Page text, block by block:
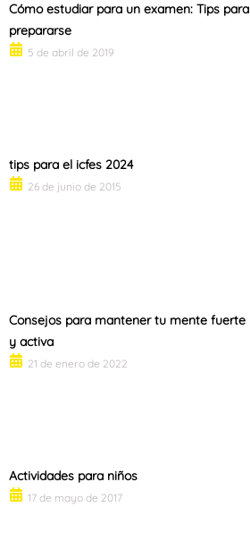
Cómo estudiar para un examen: Tips para
prepararse
5 de abril de 2019
tips para el icfes 2024
26 de junio de 2015
Consejos para mantener tu mente fuerte
y activa
21 de enero de 2022
Actividades para niños
17 de mayo de 2017